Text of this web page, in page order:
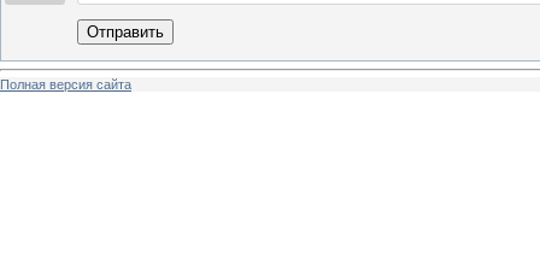
Отправить
Полная версия сайта